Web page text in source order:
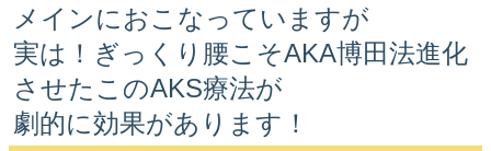
メインにおこなっていますが
実は！ぎっくり腰こそAKA博田法進化
させたこのAKS療法が
劇的に効果があります！